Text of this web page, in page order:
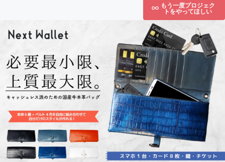
もう一度プロジェク
トをやってほしい